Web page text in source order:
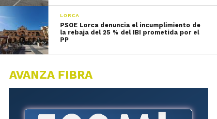
LORCA
PSOE Lorca denuncia el incumplimiento de
la rebaja del 25 % del IBI prometida por el
PP
AVANZA FIBRA